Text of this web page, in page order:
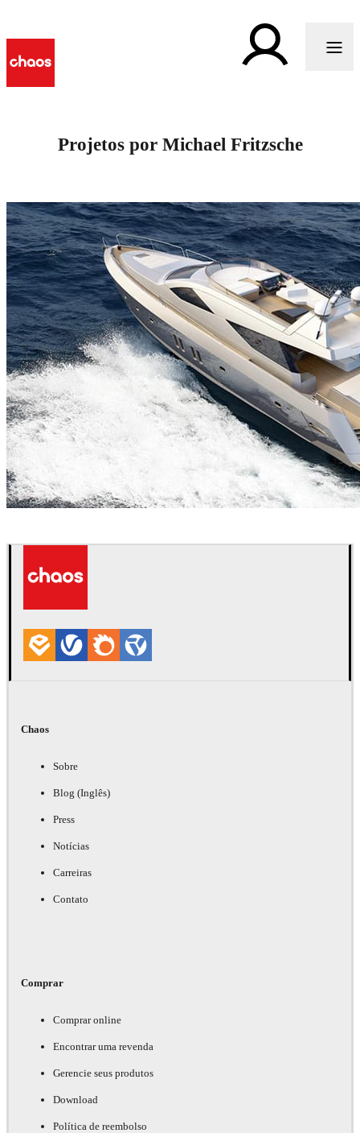
Projetos por Michael Fritzsche
Chaos
Sobre
Blog (Inglês)
Press
Notícias
Carreiras
Contato
Comprar
Comprar online
Encontrar uma revenda
Gerencie seus produtos
Download
Política de reembolso